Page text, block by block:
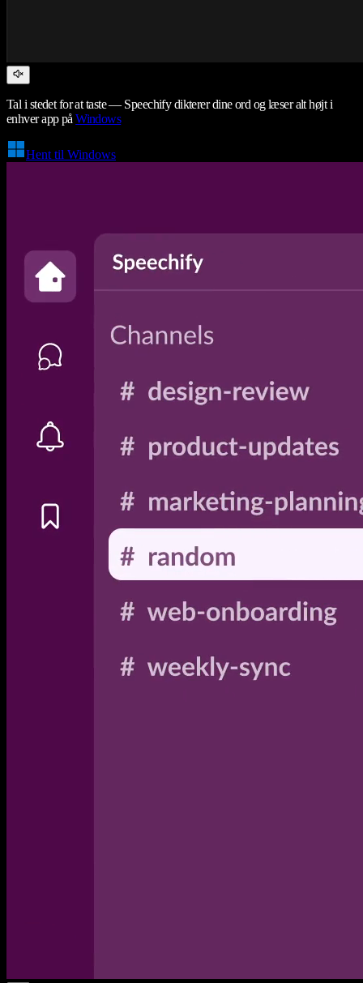
Tal i stedet for at taste — Speechify dikterer dine ord og læser alt højt i
enhver app påWindows
Hent til Windows